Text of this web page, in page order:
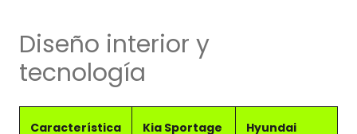
Diseño interior y
tecnología
Característica Kia Sportage Hyundai